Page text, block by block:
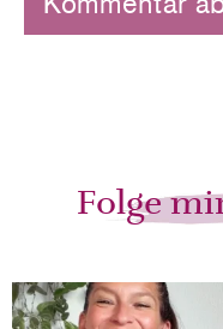
Folge